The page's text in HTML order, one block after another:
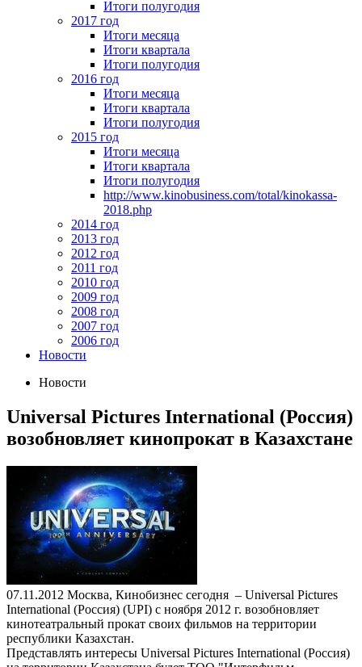
Итоги полугодия
2017 год
Итоги месяца
Итоги квартала
Итоги полугодия
2016 год
Итоги месяца
Итоги квартала
Итоги полугодия
2015 год
Итоги месяца
Итоги квартала
Итоги полугодия
http://www.kinobusiness.com/total/kinokassa-
2018.php
2014 год
2013 год
2012 год
2011 год
2010 год
2009 год
2008 год
2007 год
2006 год
Новости
Новости
Universal Pictures International (Россия)
возобновляет кинопрокат в Казахстане
07.11.2012 Москва, Кинобизнес сегодня – Universal Pictures
International (Россия) (UPI) с ноября 2012 г. возобновляет
кинотеатральный прокат своих фильмов на территории
республики Казахстан.
Представлять интересы Universal Pictures International (Россия)